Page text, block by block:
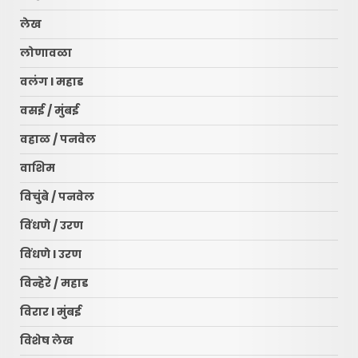
लेख
लोणावळा
वलंग l महाड
वसई / मुंबई
वहाळ / पनवेल
वाशिम
विचुंबे / पनवेल
विंधणे / उरण
विंधणे l उरण
विन्हेरे / महाड
विरार l मुंबई
विशेष लेख
3
l दि. १० जुलै २०२६
करणार – सचिन केणी…